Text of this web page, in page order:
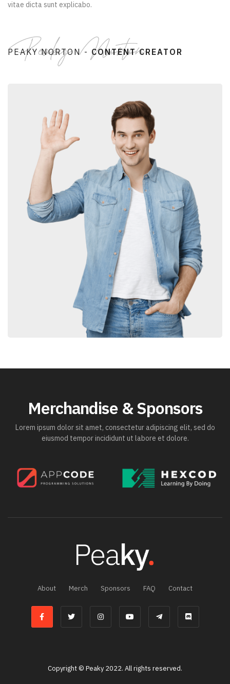
vitae dicta sunt explicabo.
PEAKY NORTON - CONTENT CREATOR
Merchandise & Sponsors
Lorem ipsum dolor sit amet, consectetur adipiscing elit, sed do
eiusmod tempor incididunt ut labore et dolore.
About Merch Sponsors FAQ Contact
Copyright © Peaky 2022. All rights reserved.